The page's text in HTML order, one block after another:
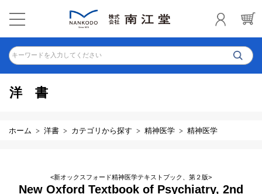
キーワードを入力してください
洋書
ホーム 洋書 カテゴリから探す 精神医学 精神医学
<新オックスフォード精神医学テキストブック、第２版>
New Oxford Textbook of Psychiatry, 2nd